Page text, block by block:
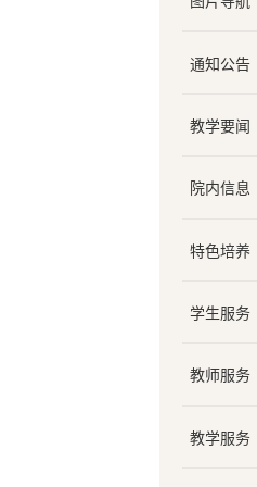
通知公告
教学要闻
院内信息
特色培养
学生服务
教师服务
教学服务